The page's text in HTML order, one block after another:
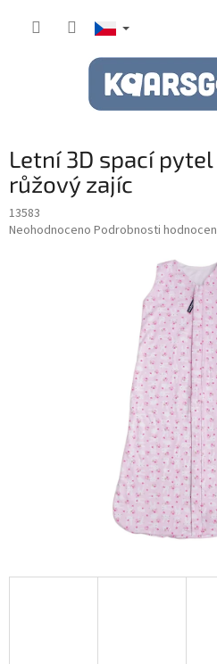
Letní 3D spací
růžový zajíc
13583
Průměrné
Neohodnoceno Podrobnosti